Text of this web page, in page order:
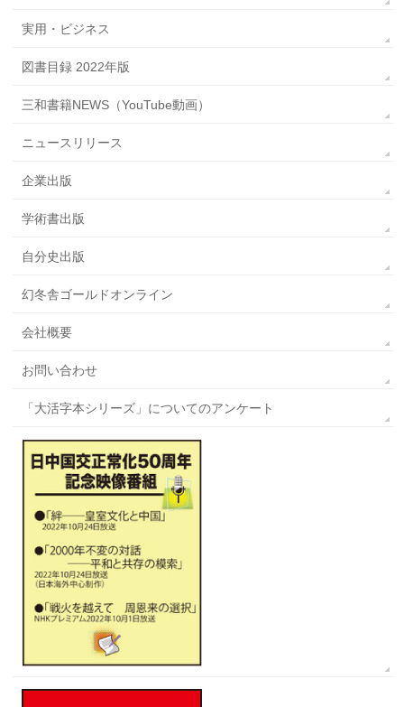
実用・ビジネス
図書目録 2022年版
三和書籍NEWS（YouTube動画）
ニュースリリース
企業出版
学術書出版
自分史出版
幻冬舎ゴールドオンライン
会社概要
お問い合わせ
「大活字本シリーズ」についてのアンケート